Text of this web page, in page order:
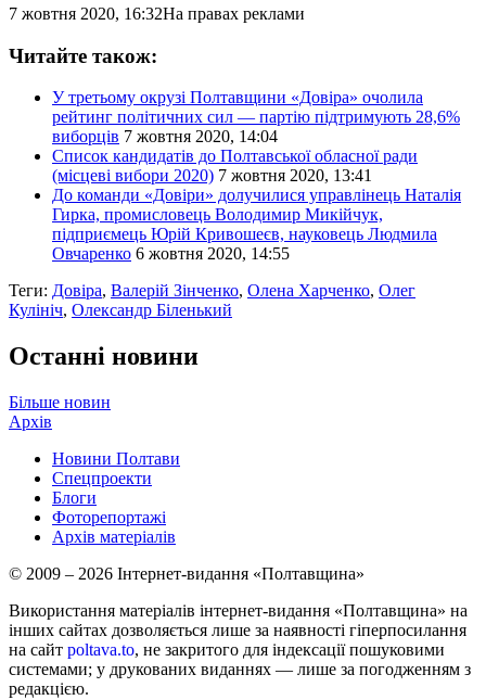
7 жовтня 2020, 16:32На правах реклами
Читайте також:
У третьому окрузі Полтавщини «Довіра» очолила
рейтинг політичних сил — партію підтримують 28,6%
виборців 7 жовтня 2020, 14:04
Список кандидатів до Полтавської обласної ради
(місцеві вибори 2020) 7 жовтня 2020, 13:41
До команди «Довіри» долучилися управлінець Наталія
Гирка, промисловець Володимир Микійчук,
підприємець Юрій Кривошеєв, науковець Людмила
Овчаренко 6 жовтня 2020, 14:55
Теги: Довіра, Валерій Зінченко, Олена Харченко, Олег
Кулініч, Олександр Біленький
Останні новини
Більше новин
Архів
Новини Полтави
Спецпроекти
Блоги
Фоторепортажі
Архів матеріалів
© 2009 – 2026 Інтернет-видання «Полтавщина»
Використання матеріалів інтернет-видання «Полтавщина» на
інших сайтах дозволяється лише за наявності гіперпосилання
на сайт poltava.to, не закритого для індексації пошуковими
системами; у друкованих виданнях — лише за погодженням з
редакцією.